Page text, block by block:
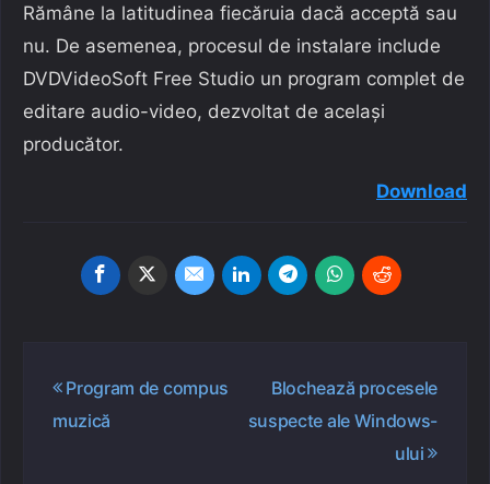
Rămâne la latitudinea fiecăruia dacă acceptă sau
nu. De asemenea, procesul de instalare include
DVDVideoSoft Free Studio un program complet de
editare audio-video, dezvoltat de același
producător.
Download
Navigare
articole
Program de compus
muzică
Blochează procesele
suspecte ale Windows-
ului